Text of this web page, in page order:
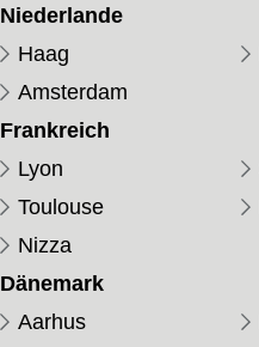
Niederlande
Haag
Amsterdam
Frankreich
Lyon
Toulouse
Nizza
Dänemark
Aarhus